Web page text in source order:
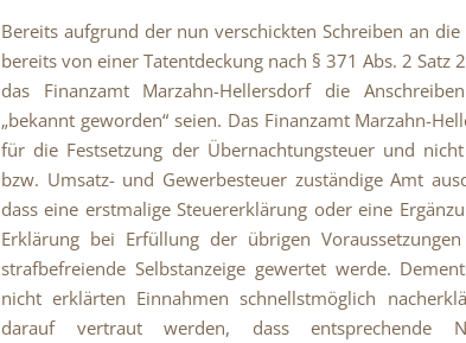
Bereits aufgrund der nun verschickten Schreiben an
bereits von einer Tatentdeckung nach § 371 Abs. 2 Satz
das Finanzamt Marzahn-Hellersdorf die
„bekannt geworden“ seien. Das Finanzamt Marzahn-
für die Festsetzung der Übernachtungsteuer und
bzw. Umsatz- und Gewerbesteuer zuständige Amt
dass eine erstmalige Steuererklärung oder eine
Erklärung bei Erfüllung der übrigen
strafbefreiende Selbstanzeige gewertet werde.
nicht erklärten Einnahmen schnellstmöglich
darauf vertraut werden, dass entsprechende